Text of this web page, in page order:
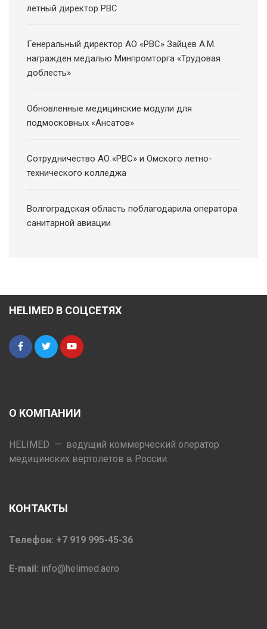
летный директор РВС
Генеральный директор АО «РВС» Зайцев А.М.
награжден медалью Минпромторга «Трудовая
доблесть»
Обновленные медицинские модули для
подмосковных «Ансатов»
Сотрудничество АО «РВС» и Омского летно-
технического колледжа
Волгоградская область поблагодарила оператора
санитарной авиации
HELIMED В СОЦСЕТЯХ
О КОМПАНИИ
HELIMED — ведущий коммерческий оператор
медицинских вертолетов в России.
КОНТАКТЫ
Телефон: +7 919 995-45-36
E-mail: info@helimed.aero